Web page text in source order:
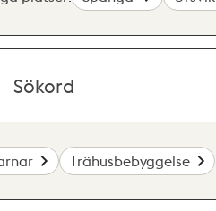
Sökord
Trähusbebyggelse